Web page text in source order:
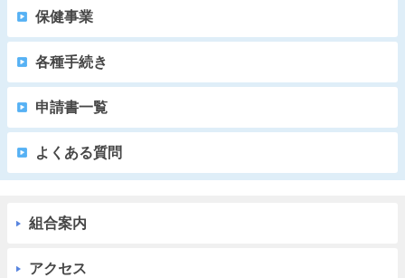
保健事業
各種手続き
申請書一覧
よくある質問
組合案内
アクセス